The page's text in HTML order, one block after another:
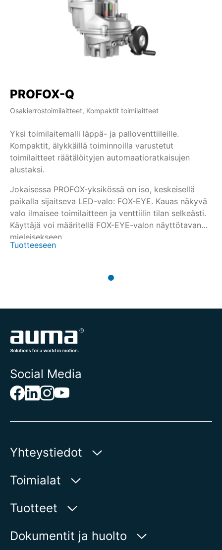
PROFOX-Q
Osakierrostoimilaitteet, Kompaktit toimilaitteet
Yksi toimilaitemalli läppä- ja palloventtiileille.
Kompaktit, älykkäillä toiminnoilla varustetut
toimilaitteet räätälöityjen automaatioratkaisujen
alustaksi.
Jokaisessa PROFOX-yksikössä on iso, keskeisellä
paikalla sijaitseva LED-valo: FOX-EYE. Kauas näkyvä
valo ilmaisee toimilaitteen ja venttiilin tilan selkeästi.
Käyttäjä voi määritellä FOX-EYE-valon näyttötavan
mieleisekseen.
Tuotteeseen
Social Media
Yhteystiedot
AUMA Riester
Aumastr 1
Näytä kartalla
Toimialat
Vesi
Tuotteet
Tuotehaku
Dokumentit ja huolto